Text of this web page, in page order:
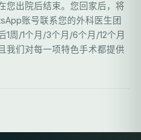
您出院后结束。您回家后，将
账号联系您的外科医生团
1周/1个月/3个月/6个月/12个月
我们对每一项特色手术都提供